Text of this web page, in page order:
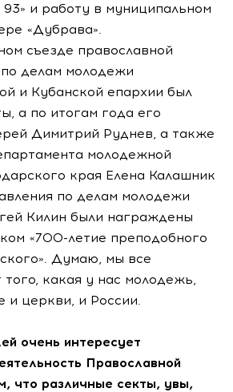
и работу в муниципальном
«Дубрава».
съезде православной
делам молодежи
и Кубанской епархии был
а по итогам года его
Димитрий Руднев, а также
молодежной
края Елена Калашник
по делам молодежи
Килин были награждены
«700-летие преподобного
Думаю, мы все
того, какая у нас молодежь,
и церкви, и России.
очень интересует
Православной
что различные секты, увы,